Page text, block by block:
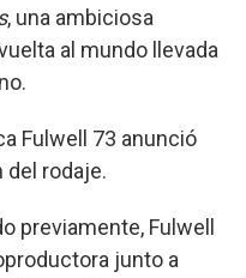
, una ambiciosa
al mundo llevada
Fulwell 73 anunció
rodaje.
previamente, Fulwell
junto a